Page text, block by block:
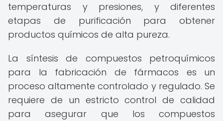
temperaturas y presiones, y diferentes
etapas de purificación para obtener
productos químicos de alta pureza.
La síntesis de compuestos petroquímicos
para la fabricación de fármacos es un
proceso altamente controlado y regulado. Se
requiere de un estricto control de calidad
para asegurar que los compuestos